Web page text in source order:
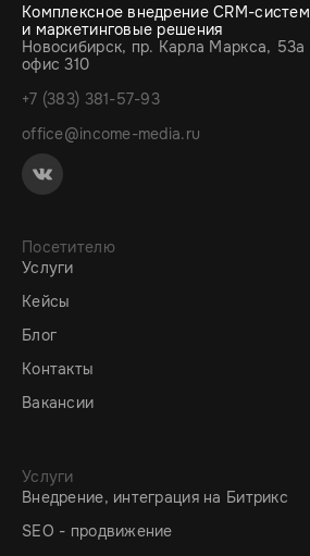
Комплексное внедрение CRM-систем
и маркетинговые решения
Новосибирск, пр. Карла Маркса, 53а
офис 310
+7 (383) 381-57-93
office@income-media.ru
Услуги
Внедрение, интеграция на Битрикс
SEO - продвижение
Посетителю
Услуги
Кейсы
Блог
Контакты
Вакансии